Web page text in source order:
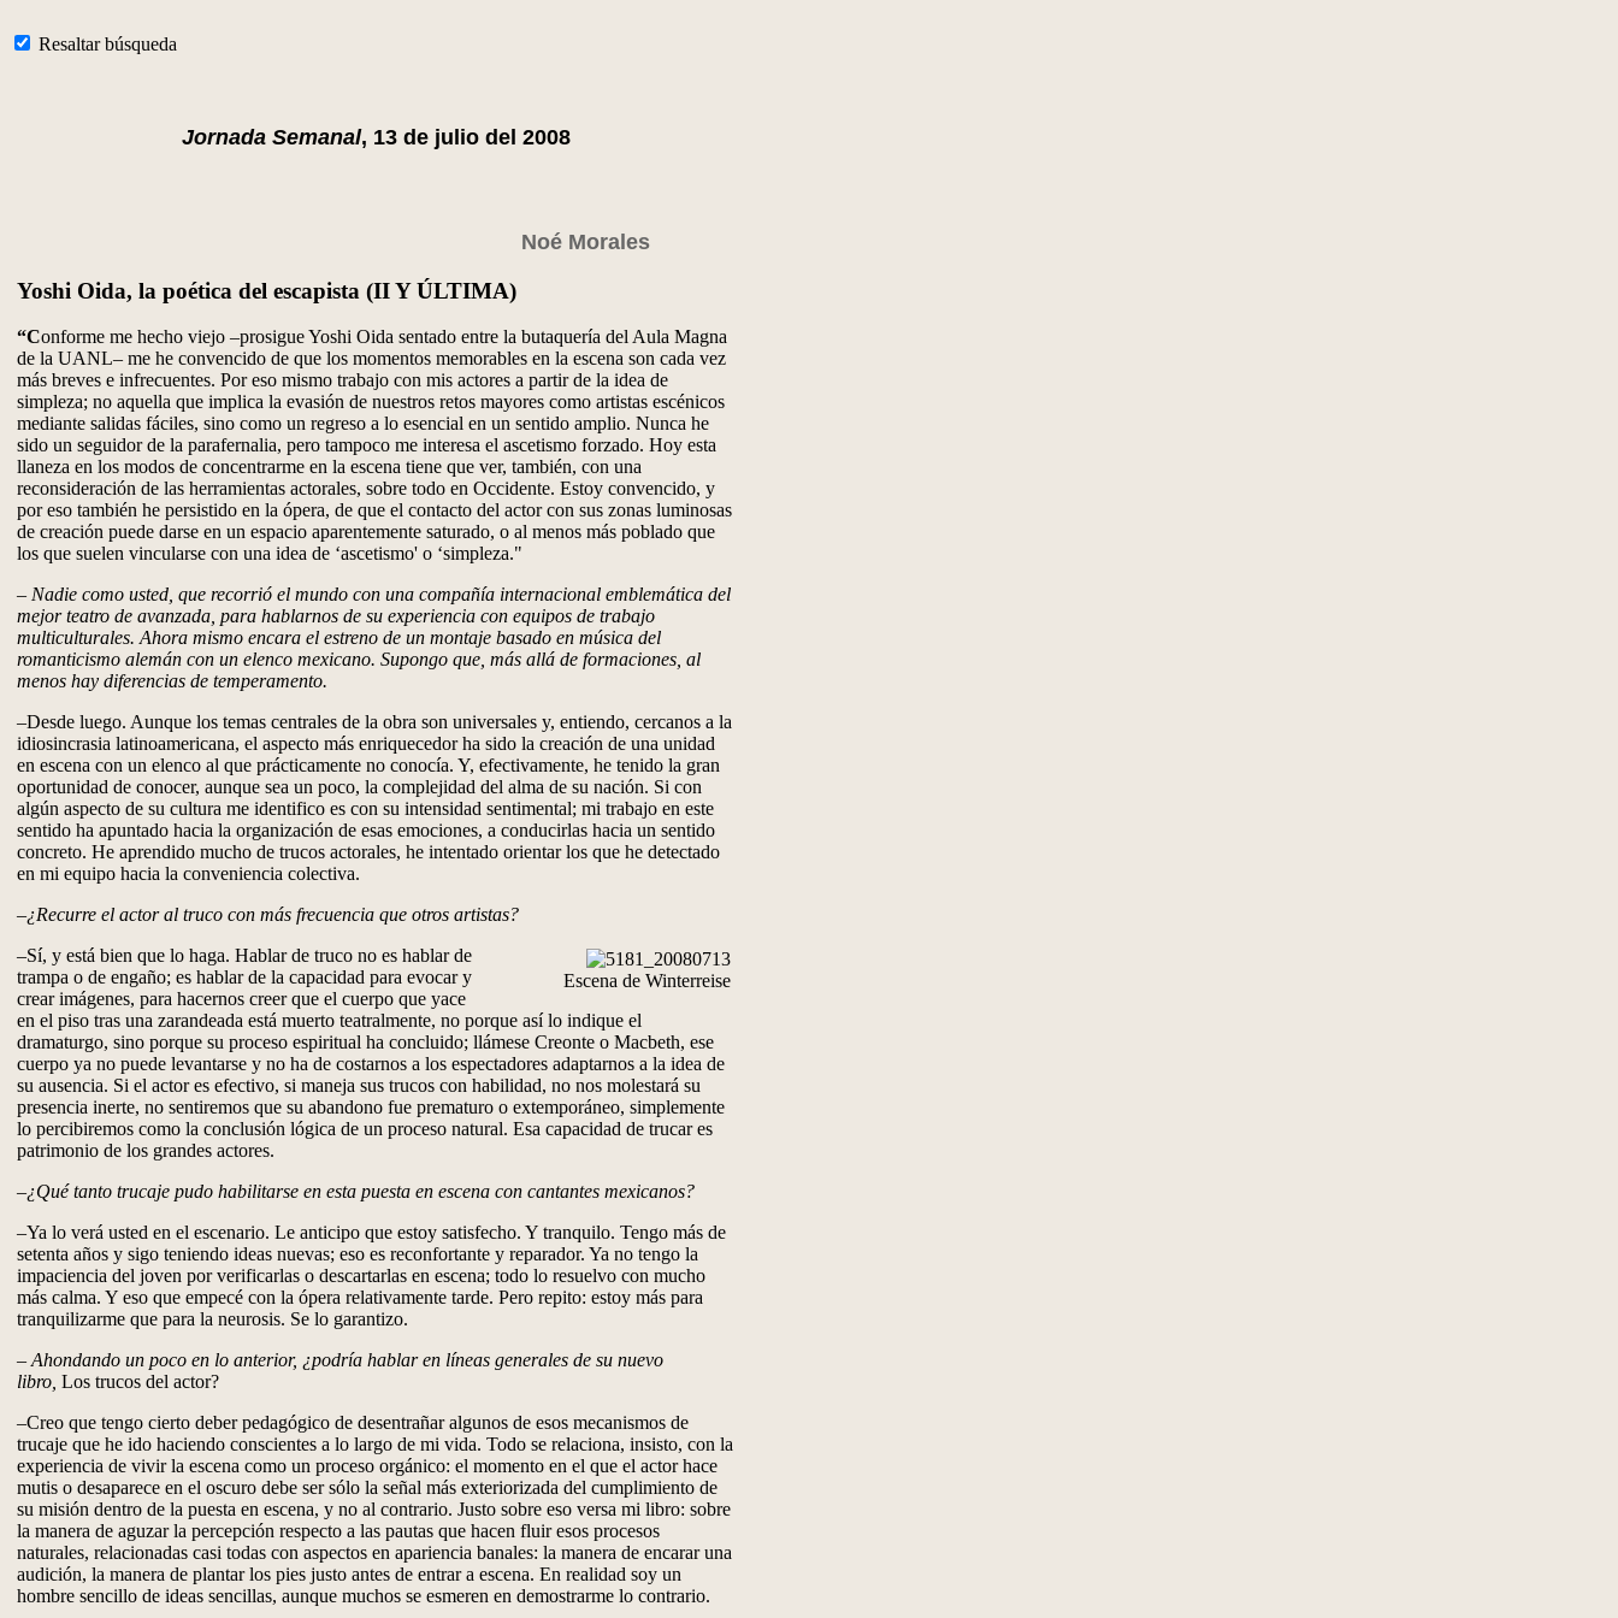
Resaltar búsqueda
Jornada Semanal, 13 de julio del 2008
Noé Morales
Yoshi Oida, la poética del escapista (II Y ÚLTIMA)
“Conforme me hecho viejo –prosigue Yoshi Oida sentado entre la butaquería del Aula Magna
de la UANL– me he convencido de que los momentos memorables en la escena son cada vez
más breves e infrecuentes. Por eso mismo trabajo con mis actores a partir de la idea de
simpleza; no aquella que implica la evasión de nuestros retos mayores como artistas escénicos
mediante salidas fáciles, sino como un regreso a lo esencial en un sentido amplio. Nunca he
sido un seguidor de la parafernalia, pero tampoco me interesa el ascetismo forzado. Hoy esta
llaneza en los modos de concentrarme en la escena tiene que ver, también, con una
reconsideración de las herramientas actorales, sobre todo en Occidente. Estoy convencido, y
por eso también he persistido en la ópera, de que el contacto del actor con sus zonas luminosas
de creación puede darse en un espacio aparentemente saturado, o al menos más poblado que
los que suelen vincularse con una idea de ‘ascetismo' o ‘simpleza."
– Nadie como usted, que recorrió el mundo con una compañía internacional emblemática del
mejor teatro de avanzada, para hablarnos de su experiencia con equipos de trabajo
multiculturales. Ahora mismo encara el estreno de un montaje basado en música del
romanticismo alemán con un elenco mexicano. Supongo que, más allá de formaciones, al
menos hay diferencias de temperamento.
–Desde luego. Aunque los temas centrales de la obra son universales y, entiendo, cercanos a la
idiosincrasia latinoamericana, el aspecto más enriquecedor ha sido la creación de una unidad
en escena con un elenco al que prácticamente no conocía. Y, efectivamente, he tenido la gran
oportunidad de conocer, aunque sea un poco, la complejidad del alma de su nación. Si con
algún aspecto de su cultura me identifico es con su intensidad sentimental; mi trabajo en este
sentido ha apuntado hacia la organización de esas emociones, a conducirlas hacia un sentido
concreto. He aprendido mucho de trucos actorales, he intentado orientar los que he detectado
en mi equipo hacia la conveniencia colectiva.
–¿Recurre el actor al truco con más frecuencia que otros artistas?
Escena de Winterreise
–Sí, y está bien que lo haga. Hablar de truco no es hablar de
trampa o de engaño; es hablar de la capacidad para evocar y
crear imágenes, para hacernos creer que el cuerpo que yace
en el piso tras una zarandeada está muerto teatralmente, no porque así lo indique el
dramaturgo, sino porque su proceso espiritual ha concluido; llámese Creonte o Macbeth, ese
cuerpo ya no puede levantarse y no ha de costarnos a los espectadores adaptarnos a la idea de
su ausencia. Si el actor es efectivo, si maneja sus trucos con habilidad, no nos molestará su
presencia inerte, no sentiremos que su abandono fue prematuro o extemporáneo, simplemente
lo percibiremos como la conclusión lógica de un proceso natural. Esa capacidad de trucar es
patrimonio de los grandes actores.
–¿Qué tanto trucaje pudo habilitarse en esta puesta en escena con cantantes mexicanos?
–Ya lo verá usted en el escenario. Le anticipo que estoy satisfecho. Y tranquilo. Tengo más de
setenta años y sigo teniendo ideas nuevas; eso es reconfortante y reparador. Ya no tengo la
impaciencia del joven por verificarlas o descartarlas en escena; todo lo resuelvo con mucho
más calma. Y eso que empecé con la ópera relativamente tarde. Pero repito: estoy más para
tranquilizarme que para la neurosis. Se lo garantizo.
–Ahondando un poco en lo anterior, ¿podría hablar en líneas generales de su nuevo
libro, Los trucos del actor?
–Creo que tengo cierto deber pedagógico de desentrañar algunos de esos mecanismos de
trucaje que he ido haciendo conscientes a lo largo de mi vida. Todo se relaciona, insisto, con la
experiencia de vivir la escena como un proceso orgánico: el momento en el que el actor hace
mutis o desaparece en el oscuro debe ser sólo la señal más exteriorizada del cumplimiento de
su misión dentro de la puesta en escena, y no al contrario. Justo sobre eso versa mi libro: sobre
la manera de aguzar la percepción respecto a las pautas que hacen fluir esos procesos
naturales, relacionadas casi todas con aspectos en apariencia banales: la manera de encarar una
audición, la manera de plantar los pies justo antes de entrar a escena. En realidad soy un
hombre sencillo de ideas sencillas, aunque muchos se esmeren en demostrarme lo contrario.